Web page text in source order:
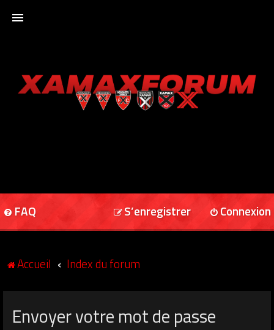
XAMAXFORUM
FAQ Connexion
S’enregistrer
Accueil Index du forum
Envoyer votre mot de passe